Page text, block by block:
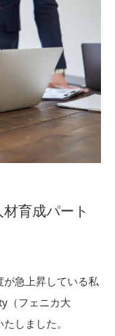
育成パート
急上昇している私
（フェニカ大
しました。